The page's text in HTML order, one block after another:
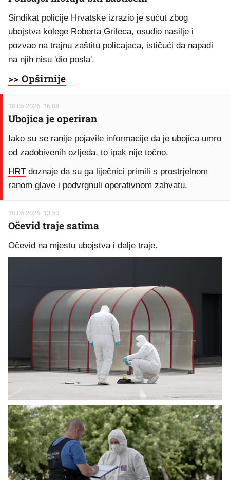
Sindikat policije Hrvatske izrazio je sućut zbog
ubojstva kolege Roberta Grileca, osudio nasilje i
pozvao na trajnu zaštitu policajaca, ističući da napadi
na njih nisu 'dio posla'.
>> Opširnije
10.05.2026. 16:08
Ubojica je operiran
Iako su se ranije pojavile informacije da je ubojica umro
od zadobivenih ozljeda, to ipak nije točno.
HRT doznaje da su ga liječnici primili s prostrjelnom
ranom glave i podvrgnuli operativnom zahvatu.
10.05.2026. 13:50
Očevid traje satima
Očevid na mjestu ubojstva i dalje traje.